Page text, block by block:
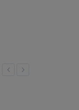
Previous
Next